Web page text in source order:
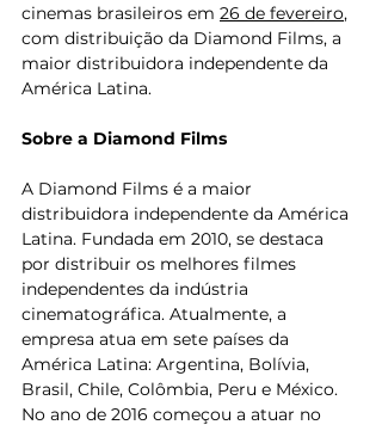
cinemas brasileiros em 26 de fevereiro,
com distribuição da Diamond Films, a
maior distribuidora independente da
América Latina.
Sobre a Diamond Films
A Diamond Films é a maior
distribuidora independente da América
Latina. Fundada em 2010, se destaca
por distribuir os melhores filmes
independentes da indústria
cinematográfica. Atualmente, a
empresa atua em sete países da
América Latina: Argentina, Bolívia,
Brasil, Chile, Colômbia, Peru e México.
No ano de 2016 começou a atuar no